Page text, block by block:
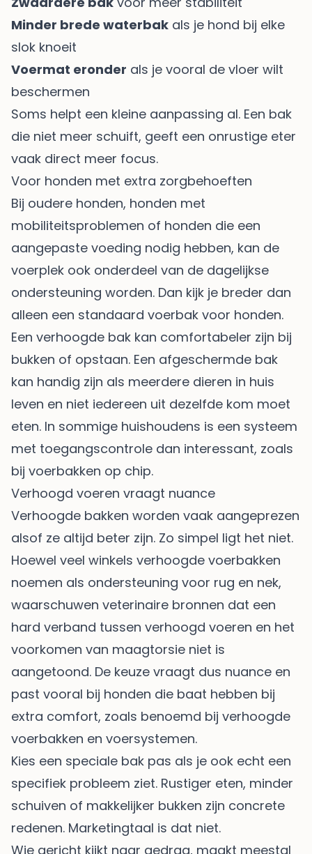
Minder brede waterbak als je hond bij elke
slok knoeit
Voermat eronder als je vooral de vloer wilt
beschermen
Soms helpt een kleine aanpassing al. Een bak
die niet meer schuift, geeft een onrustige eter
vaak direct meer focus.
Voor honden met extra zorgbehoeften
Bij oudere honden, honden met
mobiliteitsproblemen of honden die een
aangepaste voeding nodig hebben, kan de
voerplek ook onderdeel van de dagelijkse
ondersteuning worden. Dan kijk je breder dan
alleen een standaard voerbak voor honden.
Een verhoogde bak kan comfortabeler zijn bij
bukken of opstaan. Een afgeschermde bak
kan handig zijn als meerdere dieren in huis
leven en niet iedereen uit dezelfde kom moet
eten. In sommige huishoudens is een systeem
met toegangscontrole dan interessant, zoals
bij voerbakken op chip.
Verhoogd voeren vraagt nuance
Verhoogde bakken worden vaak aangeprezen
alsof ze altijd beter zijn. Zo simpel ligt het niet.
Hoewel veel winkels verhoogde voerbakken
noemen als ondersteuning voor rug en nek,
waarschuwen veterinaire bronnen dat een
hard verband tussen verhoogd voeren en het
voorkomen van maagtorsie niet is
aangetoond. De keuze vraagt dus nuance en
past vooral bij honden die baat hebben bij
extra comfort, zoals benoemd bij verhoogde
voerbakken en voersystemen.
Kies een speciale bak pas als je ook echt een
specifiek probleem ziet. Rustiger eten, minder
schuiven of makkelijker bukken zijn concrete
redenen. Marketingtaal is dat niet.
Wie gericht kijkt naar gedrag, maakt meestal